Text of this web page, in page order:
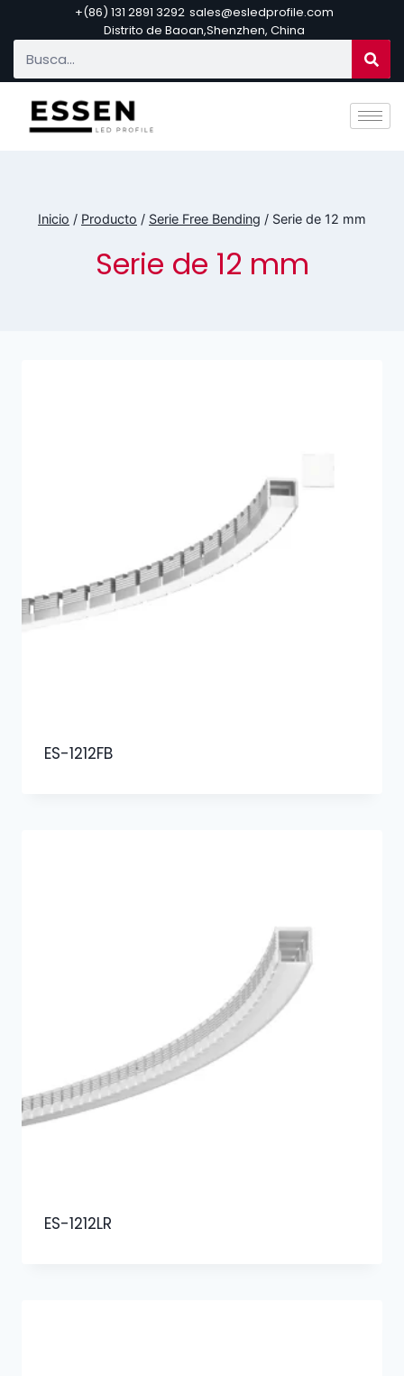
+(86) 131 2891 3292 sales@esledprofile.com
Distrito de Baoan,Shenzhen, China
Inicio / Producto / Serie Free Bending / Serie de 12 mm
Serie de 12 mm
ES-1212FB
ES-1212LR